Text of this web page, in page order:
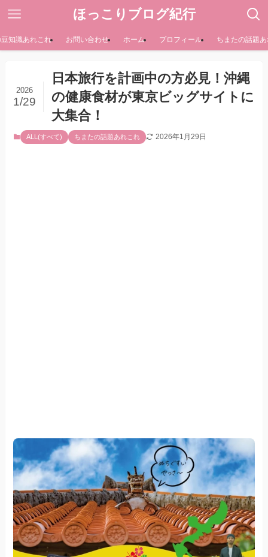
ほっこりブログ紀行
知識あれこれ お問い合わせ ホーム プロフィール ちまたの話題
日本旅行を計画中の方必見！沖縄
の健康食材が東京ビッグサイトに
大集合！
2026
1/29
ALL(すべて) ちまたの話題あれこれ 2026年1月29日